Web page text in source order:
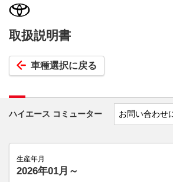
取扱説明書
車種選択に戻る
ハイエース コミューター お問い合わせ
生産年月
2026年01月～